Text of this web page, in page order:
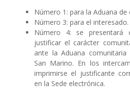
Número 1: para la Aduana de
Número 3: para el interesado.
Número 4: se presentará
justificar el carácter
ante la Aduana
San Marino. En los
imprimirse el justificante
en la Sede electrónica.